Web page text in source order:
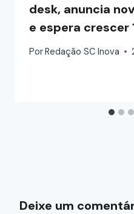
desk, anuncia
e espera crescer
PorRedação SC Inova
Deixe um